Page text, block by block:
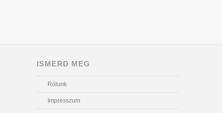
ISMERD MEG
Rólunk
Impresszum